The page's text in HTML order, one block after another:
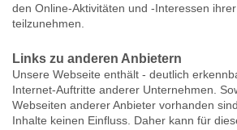
den Online-Aktivitäten und -Interessen
teilzunehmen.
Links zu anderen Anbietern
Unsere Webseite enthält - deutlich
Internet-Auftritte anderer Unternehmen.
Webseiten anderer Anbieter vorhanden
Inhalte keinen Einfluss. Daher kann für